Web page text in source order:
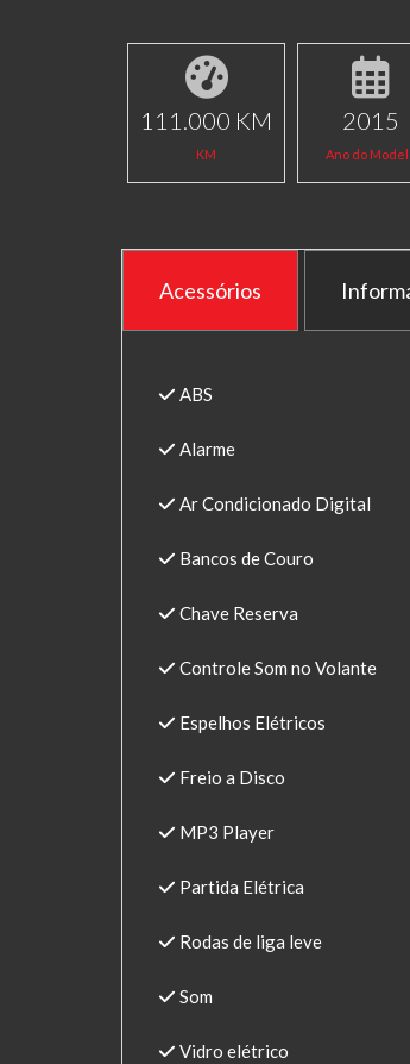
111.000 KM
KM
2015
Ano do
Acessórios
ABS
Alarme
Ar Condicionado Digital
Bancos de Couro
Chave Reserva
Controle Som no Volante
Espelhos Elétricos
Freio a Disco
MP3 Player
Partida Elétrica
Rodas de liga leve
Som
Vidro elétrico